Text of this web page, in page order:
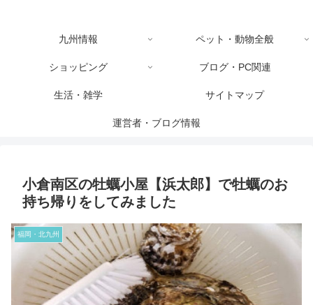
九州情報 ペット・動物全般
ショッピング ブログ・PC関連
生活・雑学 サイトマップ
運営者・ブログ情報
小倉南区の牡蠣小屋【浜太郎】で牡蠣のお
持ち帰りをしてみました
福岡・北九州